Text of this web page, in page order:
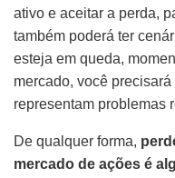
ativo e aceitar a perda,
também poderá ter
esteja em queda,
mercado, você
representam problemas
De qualquer forma,
mercado de ações é